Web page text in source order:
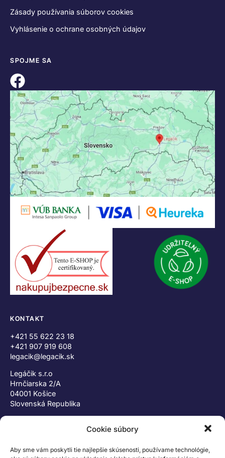
Cookie súbory
Aby sme vám poskytli tie najlepšie skúsenosti, používame technológie,
Zásady používania súborov cookies
Vyhlásenie o ochrane osobných údajov
SPOJME SA
KONTAKT
+421 55 622 23 18
+421 907 919 608
legacik@legacik.sk
Legáčik s.r.o
Hrnčiarska 2/A
04001 Košice
Slovenská Republika
IČ DPH: SK2023978330